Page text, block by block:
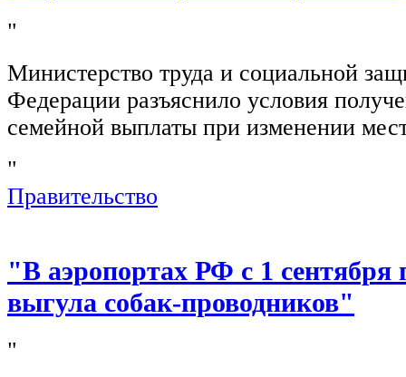
"
Министерство труда и социальной
Федерации разъяснило условия
семейной выплаты при изменении
"
Правительство
"В аэропортах РФ с 1 сентября
выгула собак-проводников"
"